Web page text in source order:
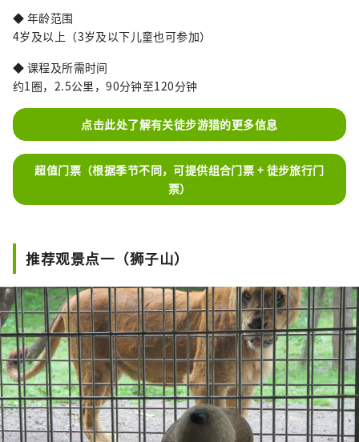
◆ 年龄范围
4岁及以上（3岁及以下儿童也可参加）
◆ 课程及所需时间
约1圈，2.5公里，90分钟至120分钟
点击此处了解有关徒步游猎的更多信息
超值门票（根据季节不同，可提供组合门票 + 徒步旅行门
票）
推荐观景点一（狮子山）